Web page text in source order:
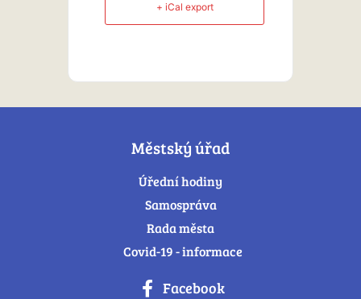
+ iCal export
Městský úřad
Úřední hodiny
Samospráva
Rada města
Covid-19 - informace
Facebook